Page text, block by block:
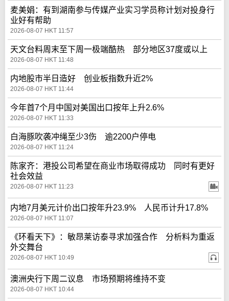
麦美娟：有到湖南参与传媒产业实习学员称计划对投身行
业好有帮助
2026-08-07 HKT 11:57
天文台料周末至下周一极端酷热 部分地区37度或以上
2026-08-07 HKT 11:48
内地股市半日造好 创业板指数升近2%
2026-08-07 HKT 11:44
今年首7个月中国对美国出口按年上升2.6%
2026-08-07 HKT 11:33
白海豚吹袭冲绳至少3伤 逾2200户停电
2026-08-07 HKT 11:24
陈家齐：港投公司希望在商业市场取得成功 同时有更好
社会效益
2026-08-07 HKT 11:23
内地7月美元计价出口按年升23.9% 人民币计升17.8%
2026-08-07 HKT 11:07
《环看天下》：敏昂莱访泰寻求加强合作 分析料为重返
外交舞台
2026-08-07 HKT 10:49
澳洲央行下周二议息 市场预期将维持不变
2026-08-07 HKT 10:44